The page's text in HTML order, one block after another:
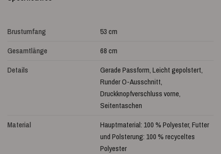
Brustumfang
53 cm
Gesamtlänge
68 cm
Details
Gerade Passform, Leicht gepolstert,
Runder O-Ausschnitt,
Druckknopfverschluss vorne,
Seitentaschen
Material
Hauptmaterial: 100 % Polyester, Futter
und Polsterung: 100 % recyceltes
Polyester